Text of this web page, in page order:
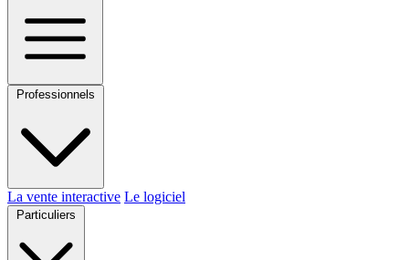
Professionnels
La vente interactive Le logiciel
Particuliers